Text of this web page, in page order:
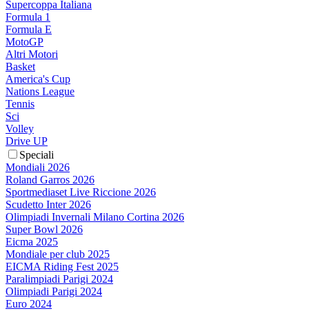
Supercoppa Italiana
Formula 1
Formula E
MotoGP
Altri Motori
Basket
America's Cup
Nations League
Tennis
Sci
Volley
Drive UP
Speciali
Mondiali 2026
Roland Garros 2026
Sportmediaset Live Riccione 2026
Scudetto Inter 2026
Olimpiadi Invernali Milano Cortina 2026
Super Bowl 2026
Eicma 2025
Mondiale per club 2025
EICMA Riding Fest 2025
Paralimpiadi Parigi 2024
Olimpiadi Parigi 2024
Euro 2024